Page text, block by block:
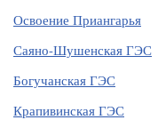
Освоение Приангарья
Саяно-Шушенская ГЭС
Богучанская ГЭС
Крапивинская ГЭС